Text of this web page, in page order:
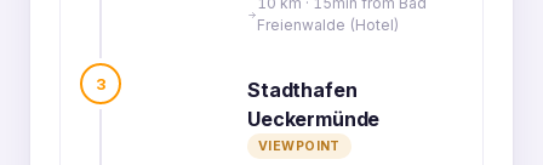
Freienwalde (Hotel)
3
Stadthafen
Ueckermünde
VIEWPOINT